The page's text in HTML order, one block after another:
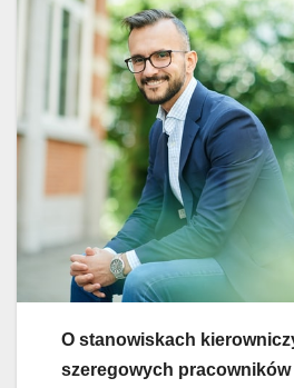
O stanowiskach
szeregowych